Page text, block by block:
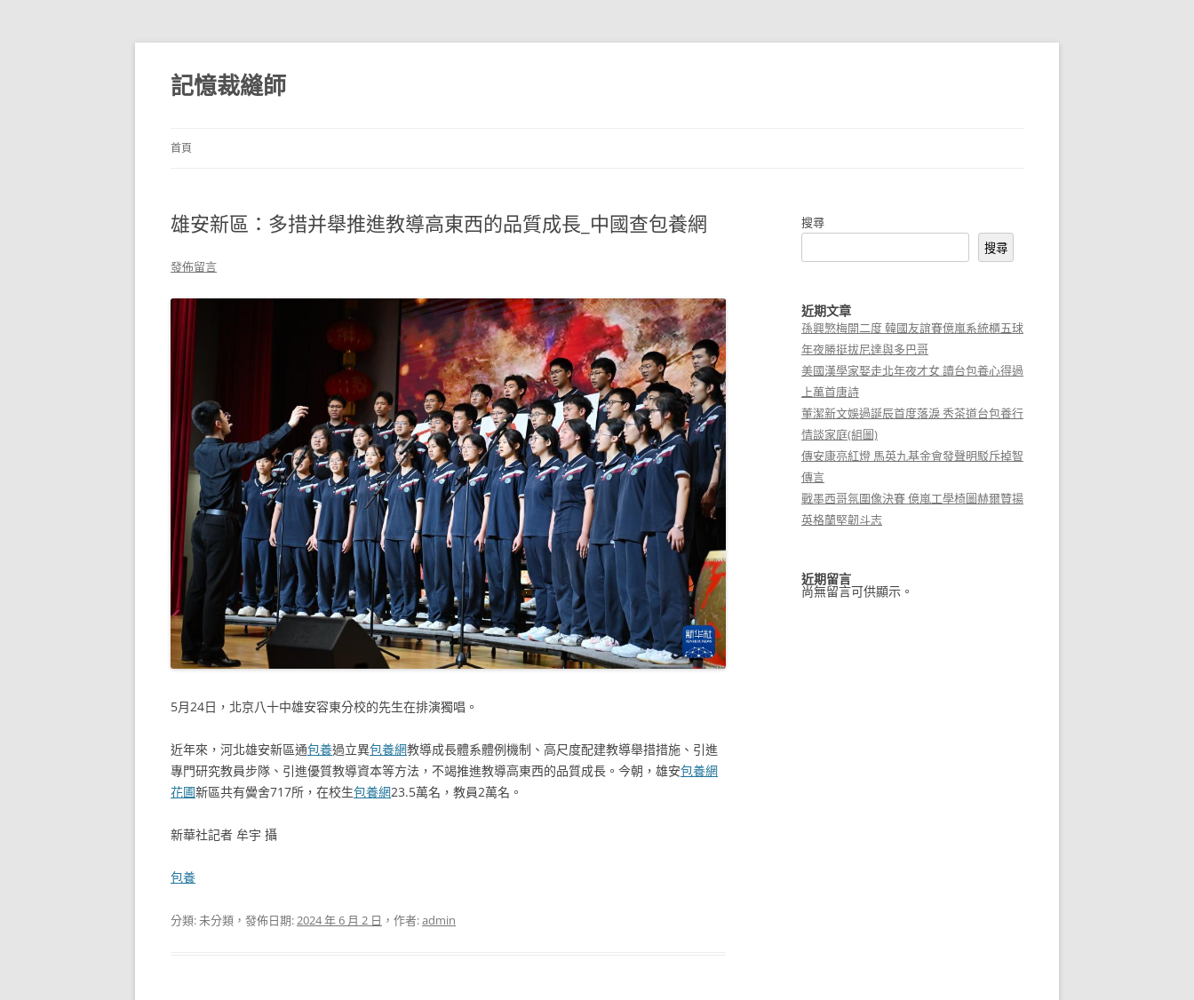
跳
主
要
內
記憶裁縫師
首頁
雄安新區：多措并舉推進教導高東西的品質成長_中國查包養網
發佈留言
5月24日，北京八十中雄安容東分校的先生在排演獨唱。
近年來，河北雄安新區通包養過立異包養網教導成長體系體例機制、高尺度配建教導舉措措施、引進
專門研究教員步隊、引進優質教導資本等方法，不竭推進教導高東西的品質成長。今朝，雄安包養網
花圃新區共有黌舍717所，在校生包養網23.5萬名，教員2萬名。
新華社記者 牟宇 攝
包養
分類: 未分類，發佈日期:2024 年 6 月 2 日 ，作者:admin
搜尋
搜尋
近期文章
孫興慜梅開二度 韓國友誼賽億嵐系統櫃五球
年夜勝挺拔尼達與多巴哥
美國漢學家娶走北年夜才女 讀台包養心得過
上萬首唐詩
董潔新文娛過誕辰首度落淚 秀茶道台包養行
情談家庭(組圖)
傳安康亮紅燈 馬英九基金會發聲明駁斥掉智
傳言
戰墨西哥氛圍像決賽 億嵐工學椅圖赫爾贊揚
英格蘭堅韌斗志
近期留言
尚無留言可供顯示。